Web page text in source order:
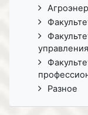
управления
Разное